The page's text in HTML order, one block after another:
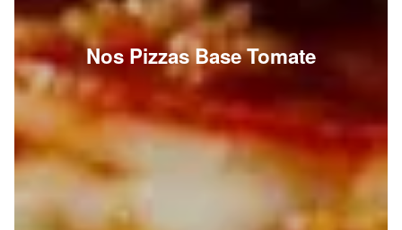
Nos Pizzas Base Tomate